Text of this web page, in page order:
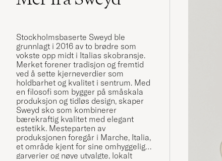
Stockholmsbaserte Sweyd ble
grunnlagt i 2016 av to brødre som
vokste opp midt i Italias skobransje.
Merket forener tradisjon og fremtid
ved å sette kjerneverdier som
holdbarhet og kvalitet i sentrum. Med
en filosofi som bygger på småskala
produksjon og tidløs design, skaper
Sweyd sko som kombinerer
bærekraftig kvalitet med elegant
estetikk. Mesteparten av
produksjonen foregår i Marche, Italia,
et område kjent for sine omhyggelige
garverier og nøye utvalgte, lokalt